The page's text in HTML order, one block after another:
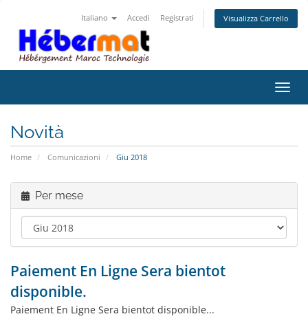
Italiano Accedi Registrati Visualizza Carrello
Novità
Home Comunicazioni Giu 2018
Per mese
Paiement En Ligne Sera bientot
disponible.
Paiement En Ligne Sera bientot disponible...